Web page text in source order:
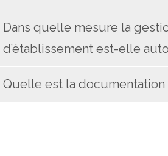
Dans quelle mesure la
d’établissement est-elle
Quelle est la documentation